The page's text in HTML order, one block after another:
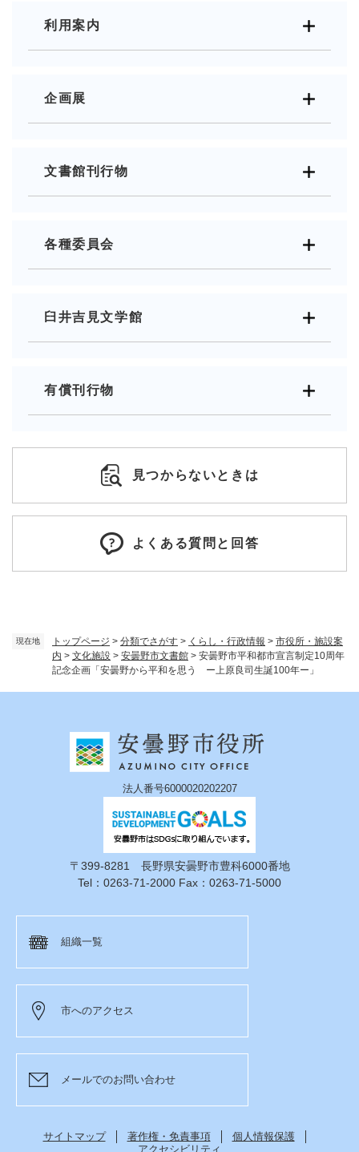
現在地 トップページ > 分類でさがす > くらし・行政情報 > 市役所・施設案
内 > 文化施設 > 安曇野市文書館 > 安曇野市平和都市宣言制定10周年
記念企画「安曇野から平和を思う ー上原良司生誕100年ー」
利用案内
企画展
文書館刊行物
各種委員会
臼井吉見文学館
有償刊行物
見つからないときは
よくある質問と回答
法人番号6000020202207
〒399-8281 長野県安曇野市豊科6000番地
Tel：0263-71-2000 Fax：0263-71-5000
組織一覧
市へのアクセス
メールでのお問い合わせ
サイトマップ 著作権・免責事項
個人情報保護
アクセシビリティ